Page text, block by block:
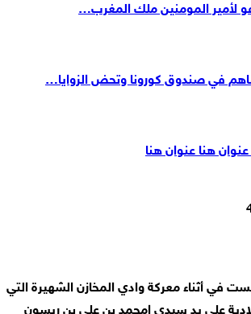
لأمير المومنين ملك المغرب…
في صندوق كورونا وتحض الزوايا…
هنا عنوان هنا
في أثناء معركة وادي المخازن الشهيرة التي